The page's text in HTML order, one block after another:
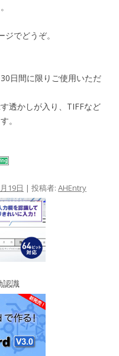
でどうぞ。
日間に限りご使用いただ
透かしが入り、TIFFなど
。
19日 | 投稿者: AHEntry
認識